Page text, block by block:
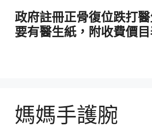
政府註冊正骨復位跌打
要有醫生紙，附收費價
媽媽手護腕